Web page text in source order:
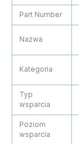
Part Number
Nazwa
Kategoria
Typ
wsparcia
Poziom
wsparcia